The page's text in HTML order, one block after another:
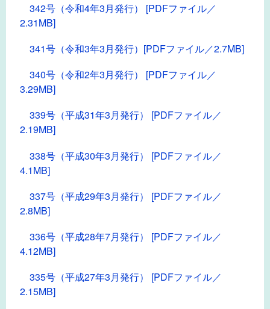
342号（令和4年3月発行） [PDFファイル／
2.31MB]
341号（令和3年3月発行）[PDFファイル／2.7MB]
340号（令和2年3月発行） [PDFファイル／
3.29MB]
339号（平成31年3月発行） [PDFファイル／
2.19MB]
338号（平成30年3月発行） [PDFファイル／
4.1MB]
337号（平成29年3月発行） [PDFファイル／
2.8MB]
336号（平成28年7月発行） [PDFファイル／
4.12MB]
335号（平成27年3月発行） [PDFファイル／
2.15MB]